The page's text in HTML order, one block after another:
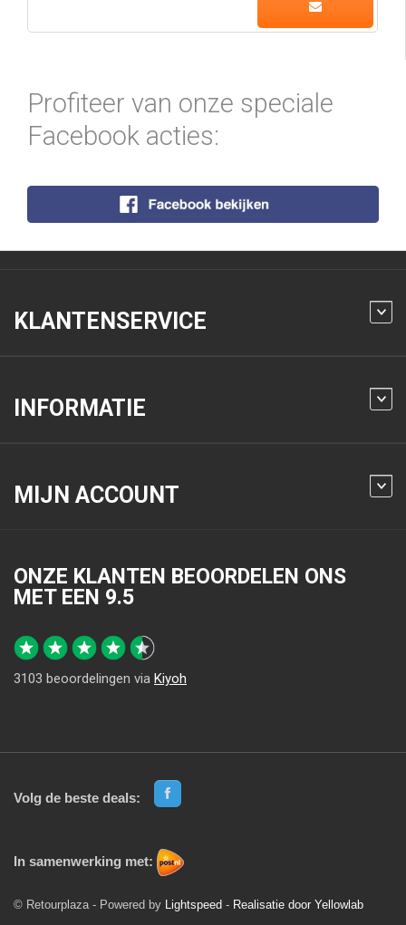
Profiteer van onze speciale
Facebook acties:
KLANTENSERVICE
INFORMATIE
MIJN ACCOUNT
ONZE KLANTEN BEOORDELEN ONS
MET EEN 9.5
3103 beoordelingen via Kiyoh
Volg de beste deals:
In samenwerking met:
© Retourplaza - Powered by Lightspeed - Realisatie door Yellowlab